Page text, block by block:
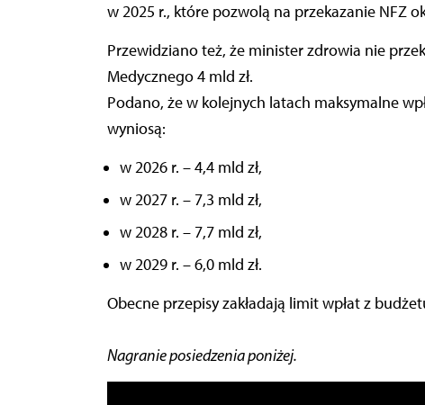
w 2025 r., które pozwolą na przekazanie NFZ
Przewidziano też, że minister zdrowia nie
Medycznego 4 mld zł.
Podano, że w kolejnych latach maksymalne
wyniosą:
w 2026 r. – 4,4 mld zł,
w 2027 r. – 7,3 mld zł,
w 2028 r. – 7,7 mld zł,
w 2029 r. – 6,0 mld zł.
Obecne przepisy zakładają limit wpłat z
Nagranie posiedzenia poniżej.